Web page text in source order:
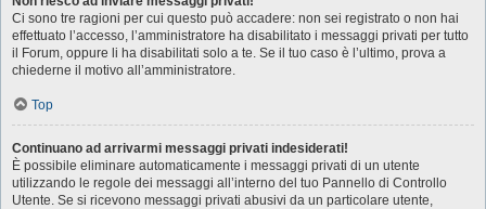
Ci sono tre ragioni per cui questo può accadere: non sei registrato o non hai
effettuato l’accesso, l’amministratore ha disabilitato i messaggi privati per tutto
il Forum, oppure li ha disabilitati solo a te. Se il tuo caso è l’ultimo, prova a
chiederne il motivo all’amministratore.
Top
Continuano ad arrivarmi messaggi privati indesiderati!
È possibile eliminare automaticamente i messaggi privati ​​di un utente
utilizzando le regole dei messaggi all’interno del tuo Pannello di Controllo
Utente. Se si ricevono messaggi privati ​​abusivi da un particolare utente,